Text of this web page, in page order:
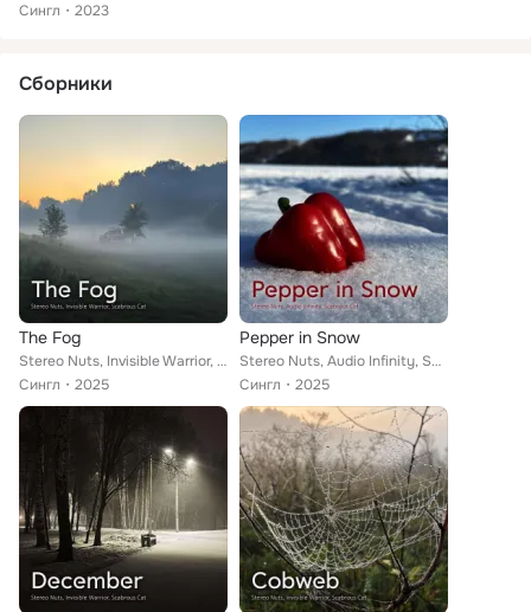
Сингл
2023
Сборники
The Fog
Stereo Nuts, Invisible Warrior, Scabrous Cat
Сингл
2025
Pepper in Snow
Stereo Nuts, Audio Infinity, Scabrous Cat
Сингл
2025